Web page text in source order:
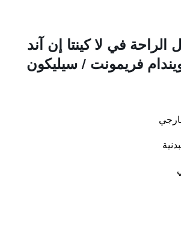
الراحة في لا كينتا إن آند
فريمونت / سيليكون